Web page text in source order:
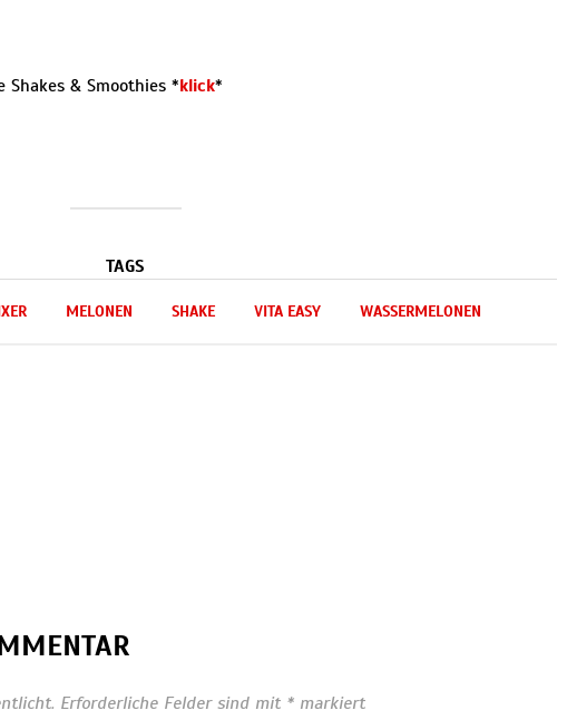
& Smoothies *klick*
TAGS
MELONEN SHAKE VITA EASY WASSERMELONEN
Erforderliche Felder sind mit * markiert